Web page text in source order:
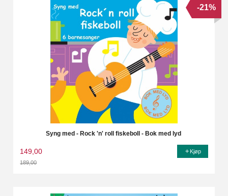
Syng med - Rock 'n' roll fiskeboll - Bok med lyd
149,00
189,00
-21%
Kjøp